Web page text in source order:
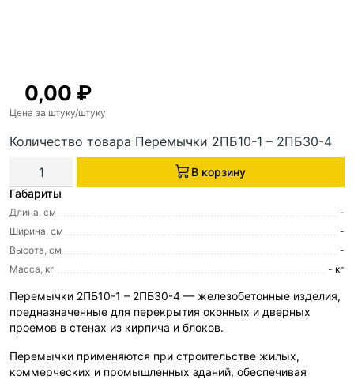
Габариты
Длина, см
-
Ширина, см
-
Высота, см
-
Масса, кг
- кг
0,00 ₽
Цена за штуку/штуку
Количество товара Перемычки 2ПБ10-1 – 2ПБ30-4
В корзину
Перемычки 2ПБ10-1 – 2ПБ30-4 — железобетонные изделия,
предназначенные для перекрытия оконных и дверных
проемов в стенах из кирпича и блоков.
Перемычки применяются при строительстве жилых,
коммерческих и промышленных зданий, обеспечивая